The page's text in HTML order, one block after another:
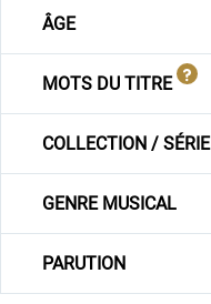
ÂGE
MOTS DU TITRE
COLLECTION / SÉRIE
GENRE MUSICAL
PARUTION